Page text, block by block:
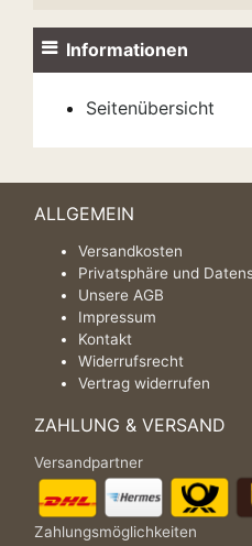
Informationen
Seitenübersicht
ALLGEMEIN
Versandkosten
Privatsphäre und
Unsere AGB
Impressum
Kontakt
Widerrufsrecht
Vertrag widerrufen
ZAHLUNG & VERSAND
Versandpartner
Zahlungsmöglichkeiten